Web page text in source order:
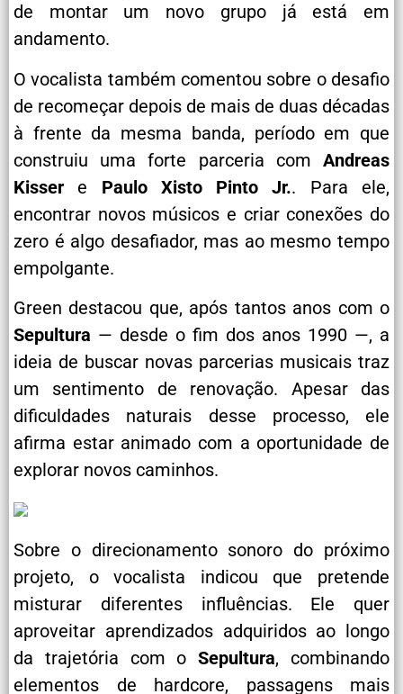
de montar um novo grupo já está em
andamento.
O vocalista também comentou sobre o desafio
de recomeçar depois de mais de duas décadas
à frente da mesma banda, período em que
construiu uma forte parceria com Andreas
Kisser e Paulo Xisto Pinto Jr.. Para ele,
encontrar novos músicos e criar conexões do
zero é algo desafiador, mas ao mesmo tempo
empolgante.
Green destacou que, após tantos anos com o
Sepultura — desde o fim dos anos 1990 —, a
ideia de buscar novas parcerias musicais traz
um sentimento de renovação. Apesar das
dificuldades naturais desse processo, ele
afirma estar animado com a oportunidade de
explorar novos caminhos.
Sobre o direcionamento sonoro do próximo
projeto, o vocalista indicou que pretende
misturar diferentes influências. Ele quer
aproveitar aprendizados adquiridos ao longo
da trajetória com oSepultura, combinando
elementos de hardcore, passagens mais